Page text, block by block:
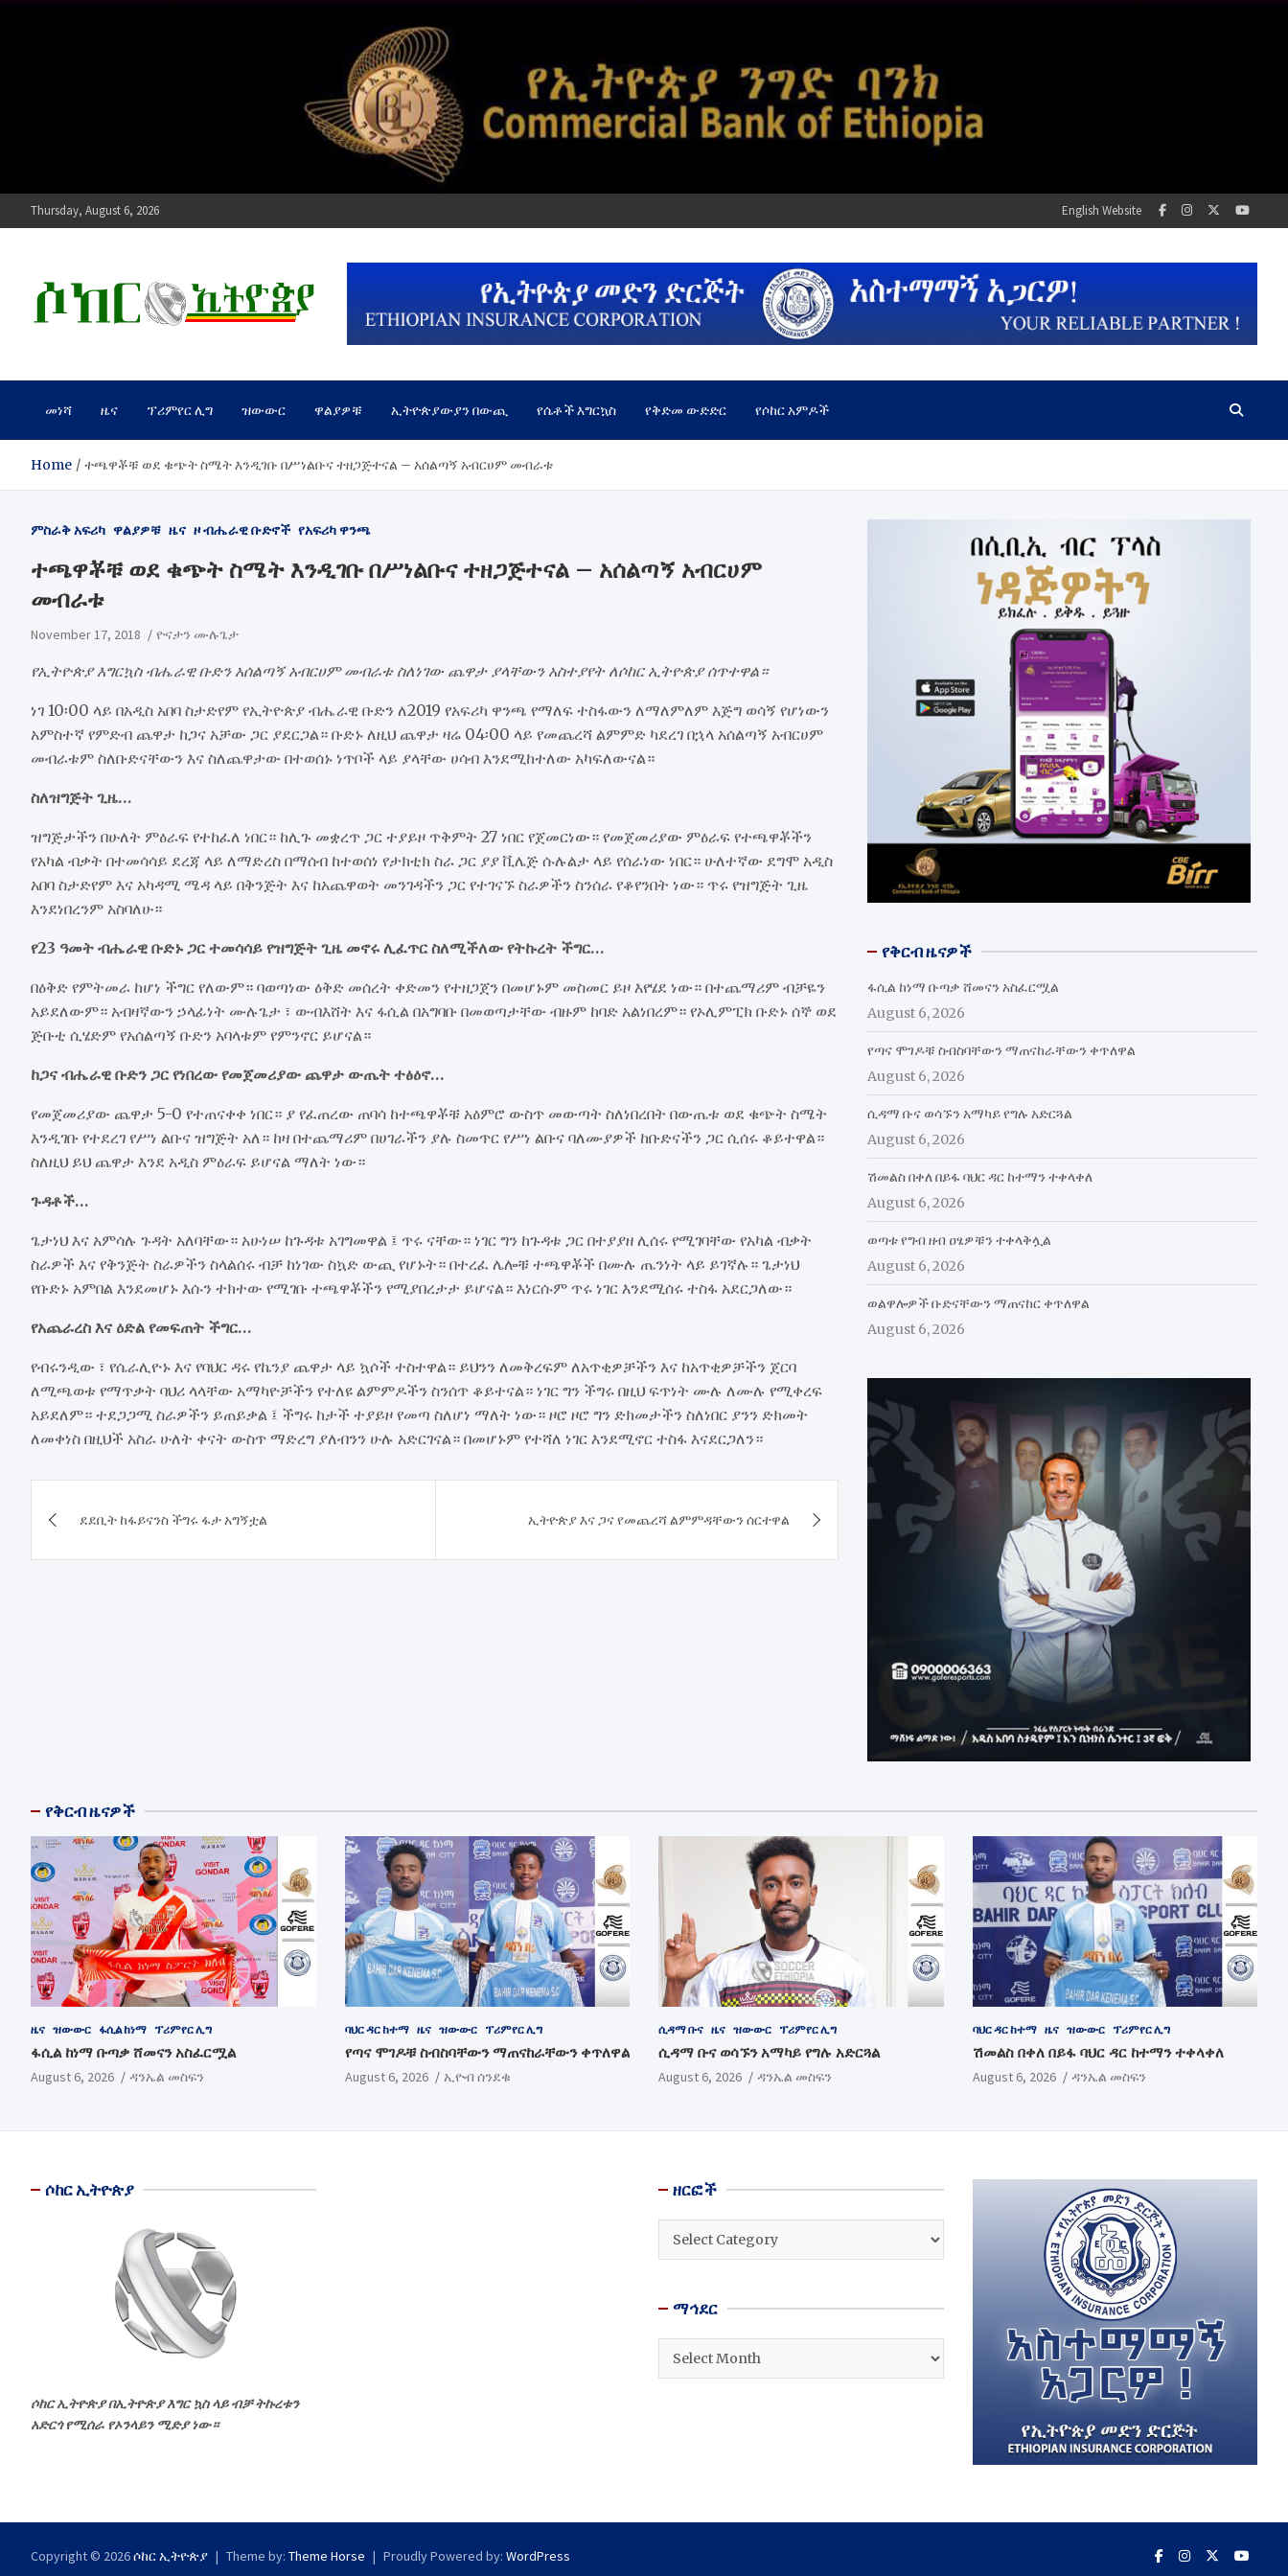
Thursday, August 6, 2026 English Website
ሶከር ኢትዮጵያ
መነሻ ዜና ፕሪምየር ሊግ ዝውውር ዋልያዎቹ ኢትዮጵያውያን በውጪ የሴቶች እግርኳስ የቅድመ ውድድር የሶከር አምዶች
Home ተጫዋቾቹ ወደ ቁጭት ስሜት እንዲገቡ በሥነልቡና ተዘጋጅተናል – አሰልጣኝ አብርሀም መብራቱ
ምስራቅ አፍሪካ ዋልያዎቹ ዜና ዞ ብሔራዊ ቡድኖች የአፍሪካ ዋንጫ
ተጫዋቾቹ ወደ ቁጭት ስሜት እንዲገቡ በሥነልቡና ተዘጋጅተናል – አሰልጣኝ አብርሀም
መብራቱ
November 17, 2018 ዮናታን ሙሉጌታ
የኢትዮጵያ እግርኳስ ብሔራዊ ቡድን አሰልጣኝ አብርሀም መብራቱ ስለነገው ጨዋታ ያላቸውን አስተያየት ለሶከር ኢትዮጵያ ሰጥተዋል።
ነገ 10፡00 ላይ በአዲስ አበባ ስታድየም የኢትዮጵያ ብሔራዊ ቡድን ለ2019 የአፍሪካ ዋንጫ የማለፍ ተስፋውን ለማለምለም እጅግ ወሳኝ የሆነውን
አምስተኛ የምድብ ጨዋታ ከጋና አቻው ጋር ያደርጋል። ቡድኑ ለዚህ ጨዋታ ዛሬ 04፡00 ላይ የመጨረሻ ልምምድ ካደረገ በኋላ አሰልጣኝ አብርሀም
መብራቱም ስለቡድናቸውን እና ስለጨዋታው በተወሰኑ ነጥቦች ላይ ያላቸው ሀሳብ እንደሚከተለው አካፍለውናል።
ስለዝግጅት ጊዜ…
ዝግጅታችን በሁለት ምዕራፍ የተከፈለ ነበር። ከሊጉ መቋረጥ ጋር ተያይዞ ጥቅምት 27 ነበር የጀመርነው። የመጀመሪያው ምዕራፍ የተጫዋቾችን
የአካል ብቃት በተመሳሳይ ደረጃ ላይ ለማድረስ በማሰብ ከተወሰነ የታክቲክ ስራ ጋር ያያ ቪሌጅ ሱሉልታ ላይ የሰራነው ነበር። ሁለተኛው ደግሞ አዲስ
አበባ ስታድየም እና አካዳሚ ሜዳ ላይ በቅንጅት እና ከአጨዋወት መንገዳችን ጋር የተገናኙ ስራዎችን ስንሰራ የቆየንበት ነው። ጥሩ የዝግጅት ጊዜ
እንደነበረንም አስባለሁ።
የ23 ዓመት ብሔራዊ ቡድኑ ጋር ተመሳሳይ የዝግጅት ጊዜ መኖሩ ሊፈጥር ስለሚችለው የትኩረት ችግር…
በዕቅድ የምትመራ ከሆነ ችግር የለውም። ባወጣነው ዕቅድ መሰረት ቀድመን የተዘጋጀን በመሆኑም መስመር ይዞ እየሄደ ነው። በተጨማሪም ብቻዬን
አይደለውም። አብዛኛውን ኃላፊነት ሙሉጌታ ፣ ውብእሸት እና ፋሲል በአግባቡ በመወጣታቸው ብዙም ከባድ አልነበረም። የኦሊምፒክ ቡድኑ ሰኞ ወደ
ጅቡቲ ሲሄድም የአሰልጣኝ ቡድን አባላቱም የምንኖር ይሆናል።
ከጋና ብሔራዊ ቡድን ጋር የነበረው የመጀመሪያው ጨዋታ ውጤት ተፅዕኖ…
የመጀመሪያው ጨዋታ 5-0 የተጠናቀቀ ነበር። ያ የፈጠረው ጠባሳ ከተጫዋቾቹ አዕምሮ ውስጥ መውጣት ስለነበረበት በውጤቱ ወደ ቁጭት ስሜት
እንዲገቡ የተደረገ የሥነ ልቡና ዝግጅት አለ። ከዛ በተጨማሪም በሀገራችን ያሉ ስመጥር የሥነ ልቡና ባለሙያዎች ከቡድናችን ጋር ሲሰሩ ቆይተዋል።
ስለዚህ ይህ ጨዋታ እንደ አዲስ ምዕራፍ ይሆናል ማለት ነው።
ጉዳቶች…
ጌታነህ እና አምሳሉ ጉዳት አለባቸው። አሁነሠ ከጉዳቱ አገግመዋል ፤ ጥሩ ናቸው። ነገር ግን ከጉዳቱ ጋር በተያያዘ ሊሰሩ የሚገባቸው የአካል ብቃት
ስራዎች እና የቅንጅት ስራዎችን ስላልሰሩ ብቻ ከነገው ስኳድ ውጪ የሆኑት። በተረፈ ሌሎቹ ተጫዋቾች በሙሉ ጤንነት ላይ ይገኛሉ። ጌታነህ
የቡድኑ አምበል እንደመሆኑ እሱን ተክተው የሚገቡ ተጫዋቾችን የሚያበረታታ ይሆናል። እነርሱም ጥሩ ነገር እንደሚሰሩ ተስፋ አደርጋለው።
የአጨራረስ እና ዕድል የመፍጠት ችግር…
የብሩንዲው ፣ የሴራሊዮኑ እና የባህር ዳሩ የኬንያ ጨዋታ ላይ ኳሶች ተስተዋል። ይህንን ለመቅረፍም ለአጥቂዎቻችን እና ከአጥቂዎቻችን ጀርባ
ለሚጫወቱ የማጥቃት ባህሪ ላላቸው አማካዮቻችን የተለዩ ልምምዶችን ስንሰጥ ቆይተናል። ነገር ግን ችግሩ በዚህ ፍጥነት ሙሉ ለሙሉ የሚቀረፍ
አይደለም። ተደጋጋሚ ስራዎችን ይጠይቃል ፤ ችግሩ ከታች ተያይዞ የመጣ ስለሆነ ማለት ነው። ዞሮ ዞሮ ግን ድክመታችን ስለነበር ያንን ድክመት
ለመቀነስ በዚህች አስራ ሁለት ቀናት ውስጥ ማድረግ ያለብንን ሁሉ አድርገናል። በመሆኑም የተሻለ ነገር እንደሚኖር ተስፋ እናደርጋለን።
navigation
ደደቢት ከፋይናንስ ችግሩ ፋታ አግኝቷል ኢትዮጵያ እና ጋና የመጨረሻ ልምምዳቸውን ሰርተዋል
የቅርብ ዜናዎች
ፋሲል ከነማ ቡጣቃ ሸመናን አስፈርሟል
August 6, 2026
የጣና ሞገዶቹ ስብስባቸውን ማጠናከራቸውን ቀጥለዋል
August 6, 2026
ሲዳማ ቡና ወሳኙን አማካይ የግሉ አድርጓል
August 6, 2026
ሽመልስ በቀለ በይፋ ባህር ዳር ከተማን ተቀላቀለ
August 6, 2026
ወጣቱ የግብ ዘብ ዐፄዎቹን ተቀላቅሏል
August 6, 2026
ወልዋሎዎች ቡድናቸውን ማጠናከር ቀጥለዋል
August 6, 2026
የቅርብ ዜናዎች
ዜና ዝውውር ፋሲል ከነማ ፕሪምየር ሊግ
ፋሲል ከነማ ቡጣቃ ሸመናን አስፈርሟል
August 6, 2026 ዳንኤል መስፍን
ባህር ዳር ከተማ ዜና ዝውውር ፕሪምየር ሊግ
የጣና ሞገዶቹ ስብስባቸውን ማጠናከራቸውን ቀጥለዋል
August 6, 2026 ኢዮብ ሰንደቁ
ሲዳማ ቡና ዜና ዝውውር ፕሪምየር ሊግ
ሲዳማ ቡና ወሳኙን አማካይ የግሉ አድርጓል
August 6, 2026 ዳንኤል መስፍን
ባህር ዳር ከተማ ዜና ዝውውር ፕሪምየር ሊግ
ሽመልስ በቀለ በይፋ ባህር ዳር ከተማን ተቀላቀለ
August 6, 2026 ዳንኤል መስፍን
ሶከር ኢትዮጵያ
ሶከር ኢትዮጵያ በኢትዮጵያ እግር ኳስ ላይ ብቻ ትኩረቱን
አድርጎ የሚሰራ የኦንላይን ሚድያ ነው።
ዘርፎች
ዘርፎች
ማኅደር
ማኅደር
Copyright © 2026ሶከር ኢትዮጵያ Theme by: Theme Horse Proudly Powered by: WordPress